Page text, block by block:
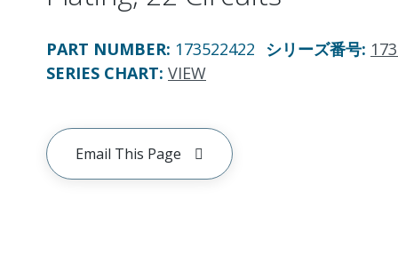
PART NUMBER: 173522422 シリーズ番号:
SERIES CHART: VIEW
Email This Page